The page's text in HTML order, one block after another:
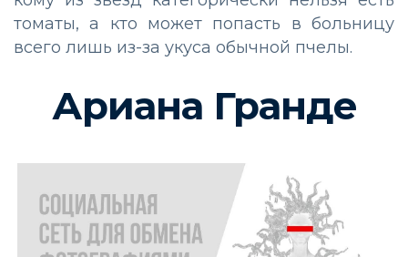
томаты, а кто может попасть в больницу
всего лишь из-за укуса обычной пчелы.
Ариана Гранде